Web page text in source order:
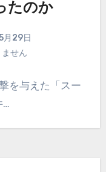
たのか
29日
せん
を与えた「スー
…